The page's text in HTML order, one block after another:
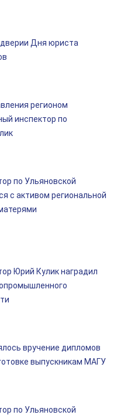
Дня юриста
регионом
инспектор по
по Ульяновской
с активом региональной
Юрий Кулик наградил
вручение дипломов
выпускникам МАГУ
по Ульяновской